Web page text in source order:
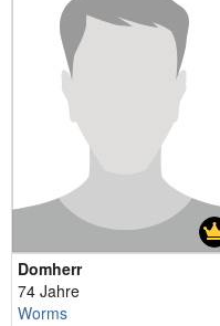
Domherr
74 Jahre
Worms